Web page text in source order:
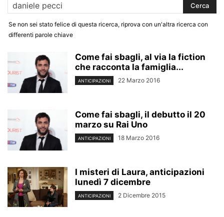
Se non sei stato felice di questa ricerca, riprova con un'altra ricerca con
differenti parole chiave
Come fai sbagli, al via la fiction
che racconta la famiglia...
ANTICIPAZIONI 22 Marzo 2016
Come fai sbagli, il debutto il 20
marzo su Rai Uno
ANTICIPAZIONI 18 Marzo 2016
I misteri di Laura, anticipazioni
lunedì 7 dicembre
ANTICIPAZIONI 2 Dicembre 2015